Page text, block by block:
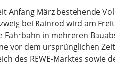
Anfang März bestehende
bei Rainrod wird am
Fahrbahn in mehreren
vor dem ursprünglichen
des REWE-Marktes sowie